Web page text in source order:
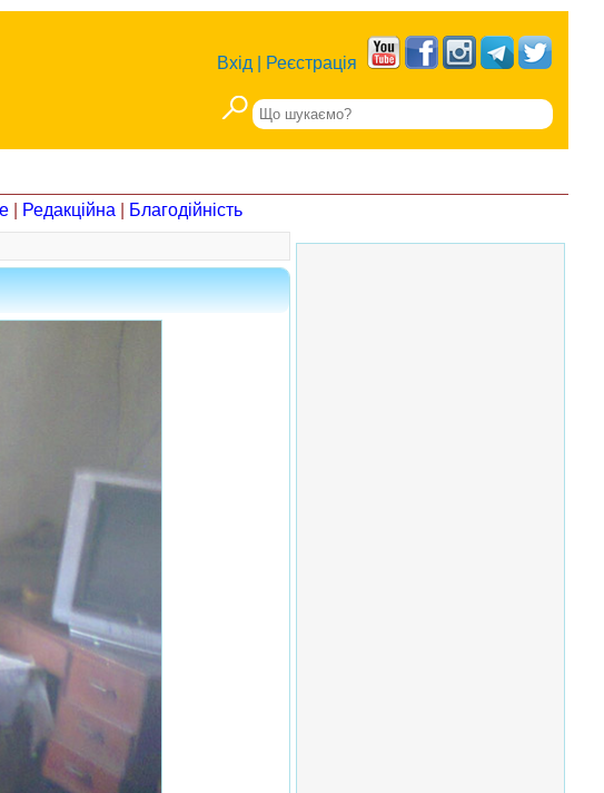
Вхід Реєстрація
Редакційна
Благодійність